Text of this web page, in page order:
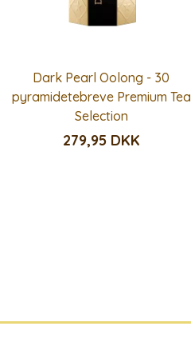
Dark Pearl Oolong - 30
pyramidetebreve Premium Tea
Selection
279,95 DKK